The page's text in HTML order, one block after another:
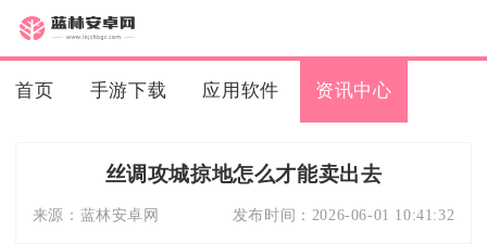
首页 手游下载 应用软件 资讯中心
丝调攻城掠地怎么才能卖出去
来源： 蓝林安卓网 发布时间： 2026-06-01 10:41:32